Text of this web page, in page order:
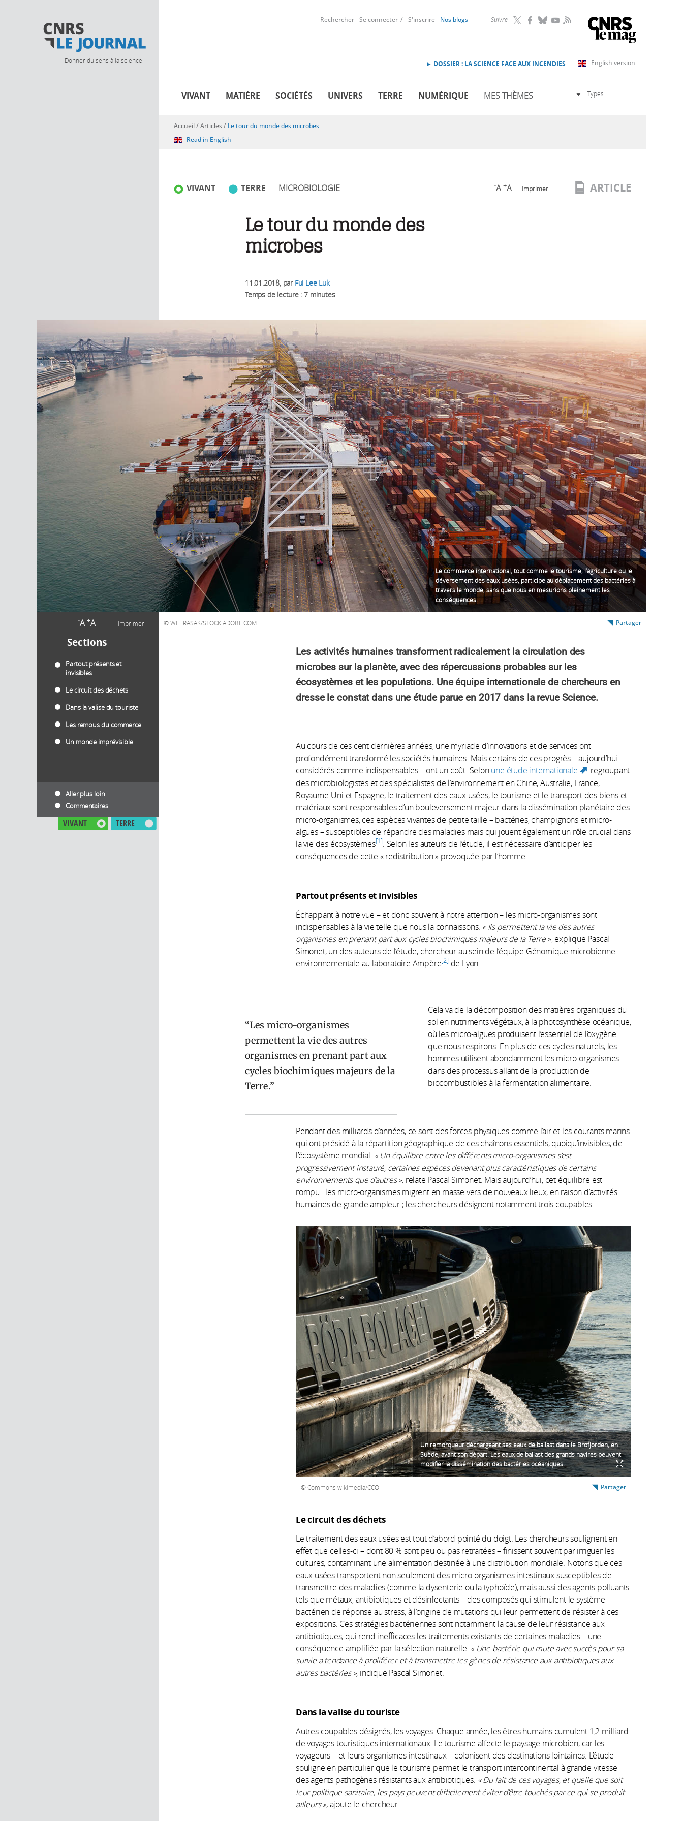
Donner du sens à la science
Suivre RSS
Rechercher Se connecter S'inscrire Nos blogs
English version
► DOSSIER : LA SCIENCE FACE AUX INCENDIES
VIVANT MATIÈRE SOCIÉTÉS UNIVERS TERRE NUMÉRIQUE MES THÈMES Types
-A +A Imprimer
Sections
Partout présents et
invisibles
Le circuit des déchets
Dans la valise du touriste
Les remous du commerce
Un monde imprévisible
Aller plus loin
Commentaires
VIVANT TERRE
Vous êtes ici
Accueil/Articles/ Le tour du monde des microbes
Read in English
VIVANT TERRE MICROBIOLOGIE -A +A Imprimer ARTICLE
Le tour du monde des
microbes
11.01.2018, par Fui Lee Luk
Temps de lecture : 7 minutes
Le commerce international, tout comme le tourisme, l’agriculture ou le
déversement des eaux usées, participe au déplacement des bactéries à
travers le monde, sans que nous en mesurions pleinement les
conséquences.
WEERASAK/STOCK.ADOBE.COM Partager
Les activités humaines transforment radicalement la circulation des
microbes sur la planète, avec des répercussions probables sur les
écosystèmes et les populations. Une équipe internationale de chercheurs en
dresse le constat dans une étude parue en 2017 dans la revue Science.
Au cours de ces cent dernières années, une myriade d’innovations et de services ont
profondément transformé les sociétés humaines. Mais certains de ces progrès – aujourd’hui
considérés comme indispensables – ont un coût. Selon une étude internationale
(link is
external)
regroupant
des microbiologistes et des spécialistes de l’environnement en Chine, Australie, France,
Royaume-Uni et Espagne, le traitement des eaux usées, le tourisme et le transport des biens et
matériaux sont responsables d’un bouleversement majeur dans la dissémination planétaire des
micro-organismes, ces espèces vivantes de petite taille – bactéries, champignons et micro-
algues – susceptibles de répandre des maladies mais qui jouent également un rôle crucial dans
la vie des écosystèmes 1 . Selon les auteurs de l’étude, il est nécessaire d’anticiper les
conséquences de cette « redistribution » provoquée par l’homme.
Partout présents et invisibles
Échappant à notre vue – et donc souvent à notre attention – les micro-organismes sont
indispensables à la vie telle que nous la connaissons. « Ils permettent la vie des autres
organismes en prenant part aux cycles biochimiques majeurs de la Terre », explique Pascal
Simonet, un des auteurs de l’étude, chercheur au sein de l’équipe Génomique microbienne
environnementale au laboratoire Ampère 2 de Lyon.
Les micro-organismes
permettent la vie des autres
organismes en prenant part aux
cycles biochimiques majeurs de la
Terre.
Cela va de la décomposition des matières organiques du
sol en nutriments végétaux, à la photosynthèse océanique,
où les micro-algues produisent l’essentiel de l’oxygène
que nous respirons. En plus de ces cycles naturels, les
hommes utilisent abondamment les micro-organismes
dans des processus allant de la production de
biocombustibles à la fermentation alimentaire.
Pendant des milliards d’années, ce sont des forces physiques comme l’air et les courants marins
qui ont présidé à la répartition géographique de ces chaînons essentiels, quoiqu’invisibles, de
l’écosystème mondial. « Un équilibre entre les différents micro-organismes s’est
progressivement instauré, certaines espèces devenant plus caractéristiques de certains
environnements que d’autres », relate Pascal Simonet. Mais aujourd’hui, cet équilibre est
rompu : les micro-organismes migrent en masse vers de nouveaux lieux, en raison d’activités
humaines de grande ampleur ; les chercheurs désignent notamment trois coupables.
Un remorqueur déchargeant ses eaux de ballast dans le Brofjorden, en
Suède, avant son départ. Les eaux de ballast des grands navires peuvent
modifier la dissémination des bactéries océaniques.
Commons wikimedia/CCO Partager
Le circuit des déchets
Le traitement des eaux usées est tout d’abord pointé du doigt. Les chercheurs soulignent en
effet que celles-ci – dont 80 % sont peu ou pas retraitées – finissent souvent par irriguer les
cultures, contaminant une alimentation destinée à une distribution mondiale. Notons que ces
eaux usées transportent non seulement des micro-organismes intestinaux susceptibles de
transmettre des maladies (comme la dysenterie ou la typhoïde), mais aussi des agents polluants
tels que métaux, antibiotiques et désinfectants – des composés qui stimulent le système
bactérien de réponse au stress, à l’origine de mutations qui leur permettent de résister à ces
expositions. Ces stratégies bactériennes sont notamment la cause de leur résistance aux
antibiotiques, qui rend inefficaces les traitements existants de certaines maladies – une
conséquence amplifiée par la sélection naturelle. « Une bactérie qui mute avec succès pour sa
survie a tendance à proliférer et à transmettre les gènes de résistance aux antibiotiques aux
autres bactéries », indique Pascal Simonet.
Dans la valise du touriste
Autres coupables désignés, les voyages. Chaque année, les êtres humains cumulent 1,2 milliard
de voyages touristiques internationaux. Le tourisme affecte le paysage microbien, car les
voyageurs – et leurs organismes intestinaux – colonisent des destinations lointaines. L’étude
souligne en particulier que le tourisme permet le transport intercontinental à grande vitesse
des agents pathogènes résistants aux antibiotiques. « Du fait de ces voyages, et quelle que soit
leur politique sanitaire, les pays peuvent difficilement éviter d’être touchés par ce qui se produit
ailleurs »,ajoute le chercheur.